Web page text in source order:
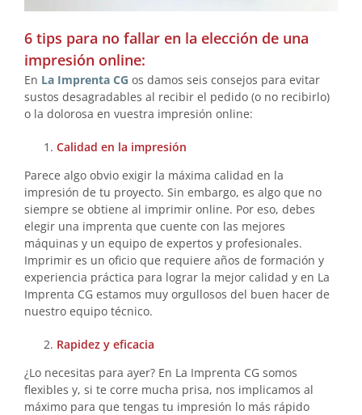
6 tips para no fallar en la elección de una
impresión online:
En La Imprenta CG os damos seis consejos para evitar
sustos desagradables al recibir el pedido (o no recibirlo)
o la dolorosa en vuestra impresión online:
Calidad en la impresión
Parece algo obvio exigir la máxima calidad en la
impresión de tu proyecto. Sin embargo, es algo que no
siempre se obtiene al imprimir online. Por eso, debes
elegir una imprenta que cuente con las mejores
máquinas y un equipo de expertos y profesionales.
Imprimir es un oficio que requiere años de formación y
experiencia práctica para lograr la mejor calidad y en La
Imprenta CG estamos muy orgullosos del buen hacer de
nuestro equipo técnico.
Rapidez y eficacia
¿Lo necesitas para ayer? En La Imprenta CG somos
flexibles y, si te corre mucha prisa, nos implicamos al
máximo para que tengas tu impresión lo más rápido